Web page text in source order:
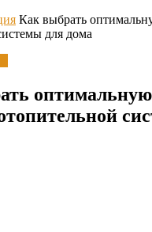
Как выбрать
для дома